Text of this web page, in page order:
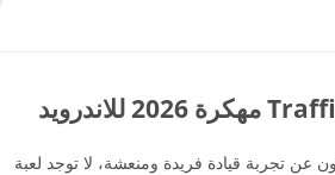
عن تجربة قيادة فريدة ومنعشة، لا توجد لعبة